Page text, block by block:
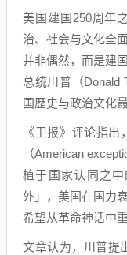
美国建国250周年
治、社会与文化全
并非偶然，而是建
总统川普（Donald
国歷史与政治文化
《卫报》评论指出
（American
植于国家认同之
外」，美国在国力
希望从革命神话中
文章认为，川普提